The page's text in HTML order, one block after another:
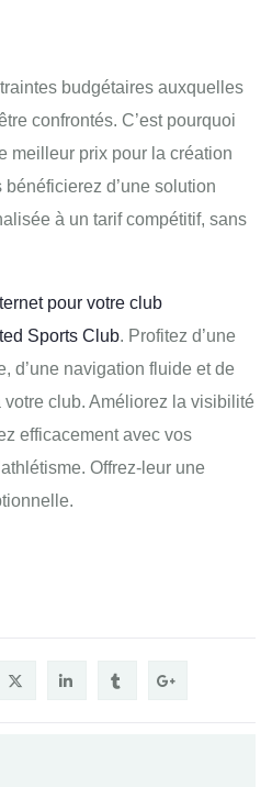
budgétaires auxquelles
confrontés. C’est pourquoi
meilleur prix pour la création
d’une solution
à un tarif compétitif, sans
pour votre club
Sports Club. Profitez d’une
d’une navigation fluide et de
club. Améliorez la visibilité
efficacement avec vos
Offrez-leur une